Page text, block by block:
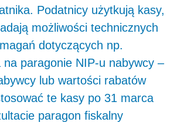
Podatnicy użytkują kasy,
możliwości technicznych
dotyczących np.
na paragonie NIP-u nabywcy –
lub wartości rabatów
te kasy po 31 marca
paragon fiskalny